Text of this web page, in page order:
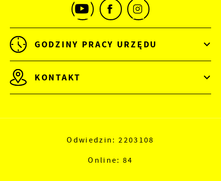
GODZINY PRACY URZĘDU
KONTAKT
Odwiedzin: 2203108
Online: 84